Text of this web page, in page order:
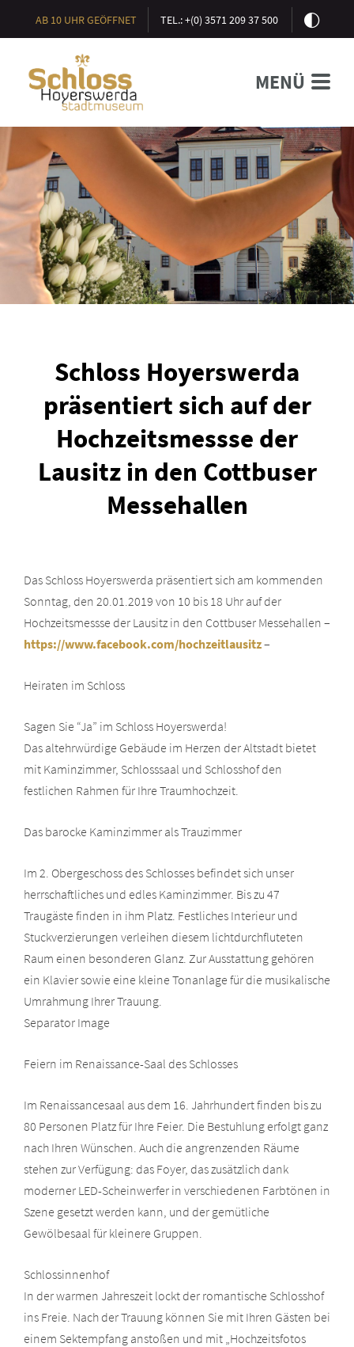
AB 10 UHR GEÖFFNET TEL.: +(0) 3571 209 37 500
MENÜ
Schloss Hoyerswerda
präsentiert sich auf der
Hochzeitsmessse der
Lausitz in den Cottbuser
Messehallen
Das Schloss Hoyerswerda präsentiert sich am kommenden
Sonntag, den 20.01.2019 von 10 bis 18 Uhr auf der
Hochzeitsmessse der Lausitz in den Cottbuser Messehallen –
https://www.facebook.com/hochzeitlausitz–
Heiraten im Schloss
Sagen Sie “Ja” im Schloss Hoyerswerda!
Das altehrwürdige Gebäude im Herzen der Altstadt bietet
mit Kaminzimmer, Schlosssaal und Schlosshof den
festlichen Rahmen für Ihre Traumhochzeit.
Das barocke Kaminzimmer als Trauzimmer
Im 2. Obergeschoss des Schlosses befindet sich unser
herrschaftliches und edles Kaminzimmer. Bis zu 47
Traugäste finden in ihm Platz. Festliches Interieur und
Stuckverzierungen verleihen diesem lichtdurchfluteten
Raum einen besonderen Glanz. Zur Ausstattung gehören
ein Klavier sowie eine kleine Tonanlage für die musikalische
Umrahmung Ihrer Trauung.
Separator Image
Feiern im Renaissance-Saal des Schlosses
Im Renaissancesaal aus dem 16. Jahrhundert finden bis zu
80 Personen Platz für Ihre Feier. Die Bestuhlung erfolgt ganz
nach Ihren Wünschen. Auch die angrenzenden Räume
stehen zur Verfügung: das Foyer, das zusätzlich dank
moderner LED-Scheinwerfer in verschiedenen Farbtönen in
Szene gesetzt werden kann, und der gemütliche
Gewölbesaal für kleinere Gruppen.
Schlossinnenhof
In der warmen Jahreszeit lockt der romantische Schlosshof
ins Freie. Nach der Trauung können Sie mit Ihren Gästen bei
einem Sektempfang anstoßen und mit „Hochzeitsfotos